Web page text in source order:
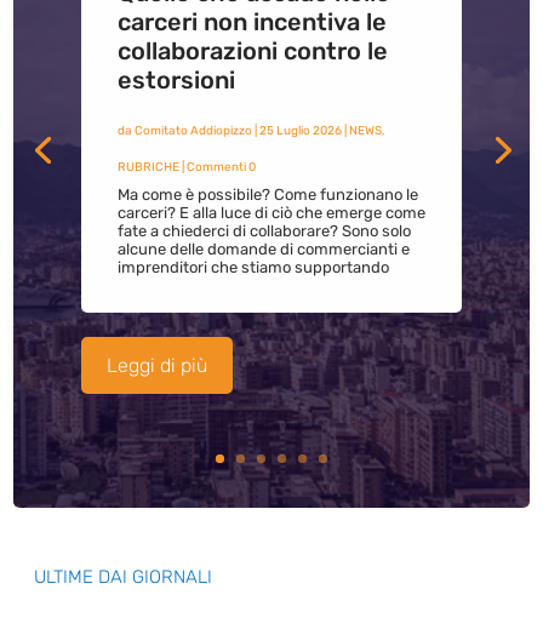
carceri non incentiva le
collaborazioni contro le
estorsioni
da Comitato Addiopizzo| 25 Luglio 2026| NEWS,
RUBRICHE| Commenti 0
Ma come è possibile? Come funzionano le
carceri? E alla luce di ciò che emerge come
fate a chiederci di collaborare? Sono solo
alcune delle domande di commercianti e
imprenditori che stiamo supportando
Leggi di più
ULTIME DAI GIORNALI